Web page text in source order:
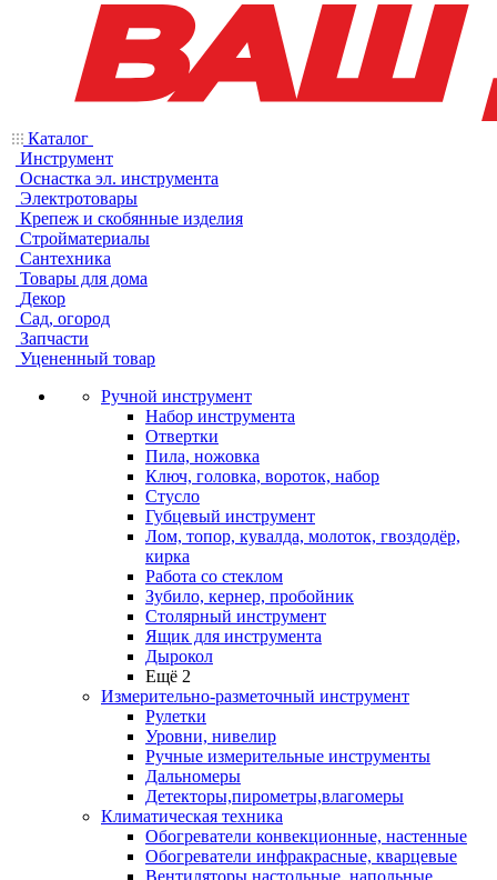
Каталог
Инструмент
Оснастка эл. инструмента
Электротовары
Крепеж и скобянные изделия
Стройматериалы
Сантехника
Товары для дома
Декор
Сад, огород
Запчасти
Уцененный товар
Ручной инструмент
Набор инструмента
Отвертки
Пила, ножовка
Ключ, головка, вороток, набор
Стусло
Губцевый инструмент
Лом, топор, кувалда, молоток, гвоздодёр,
кирка
Работа со стеклом
Зубило, кернер, пробойник
Столярный инструмент
Ящик для инструмента
Дырокол
Ещё 2
Измерительно-разметочный инструмент
Рулетки
Уровни, нивелир
Ручные измерительные инструменты
Дальномеры
Детекторы,пирометры,влагомеры
Климатическая техника
Обогреватели конвекционные, настенные
Обогреватели инфракрасные, кварцевые
Вентиляторы настольные, напольные